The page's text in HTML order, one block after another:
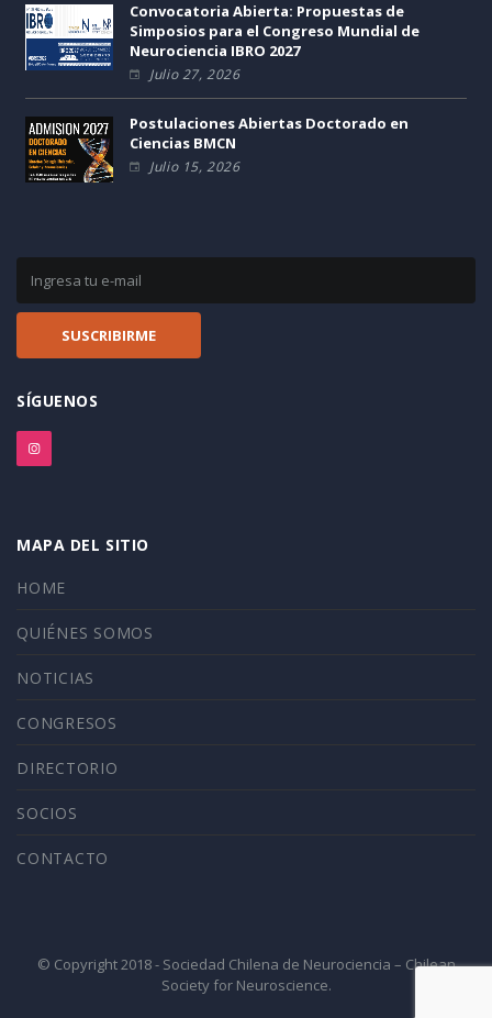
Convocatoria Abierta: Propuestas de
Simposios para el Congreso Mundial de
Neurociencia IBRO 2027
Julio 27, 2026
Postulaciones Abiertas Doctorado en
Ciencias BMCN
Julio 15, 2026
SÍGUENOS
MAPA DEL SITIO
HOME
QUIÉNES SOMOS
NOTICIAS
CONGRESOS
DIRECTORIO
SOCIOS
CONTACTO
© Copyright 2018 - Sociedad Chilena de Neurociencia – Chilean
Society for Neuroscience.